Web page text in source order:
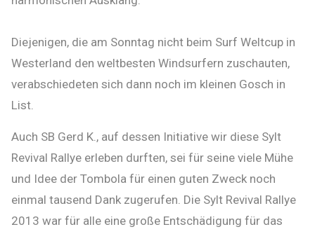
Diejenigen, die am Sonntag nicht beim Surf Weltcup in
Westerland den weltbesten Windsurfern zuschauten,
verabschiedeten sich dann noch im kleinen Gosch in
List.
Auch SB Gerd K., auf dessen Initiative wir diese Sylt
Revival Rallye erleben durften, sei für seine viele Mühe
und Idee der Tombola für einen guten Zweck noch
einmal tausend Dank zugerufen. Die Sylt Revival Rallye
2013 war für alle eine große Entschädigung für das